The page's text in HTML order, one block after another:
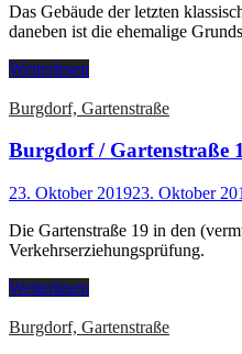
Das Gebäude der letzten
daneben ist die ehemalige
Weiterlesen
Burgdorf, Gartenstraße
Burgdorf / Gartenstraße
23. Oktober 201923. Oktober
Die Gartenstraße 19 in den
Verkehrserziehungsprüfung.
Weiterlesen
Burgdorf, Gartenstraße